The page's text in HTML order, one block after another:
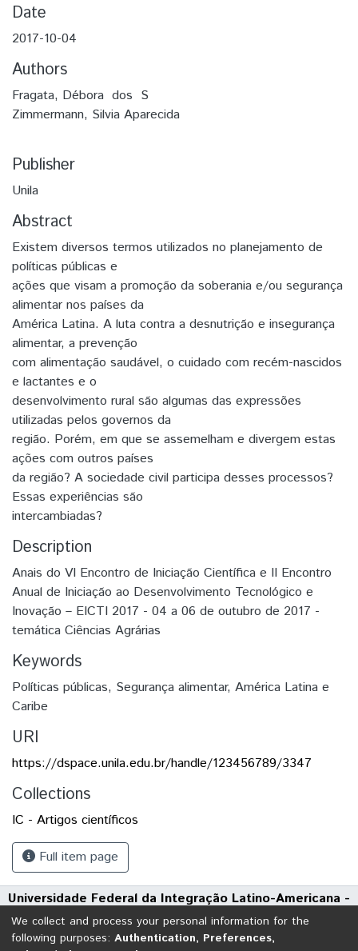
Date
2017-10-04
Authors
Fragata, Débora​ ​ dos​ ​ S
Zimmermann, Silvia Aparecida
Publisher
Unila
Abstract
Existem diversos termos utilizados no planejamento de
políticas públicas e
ações que visam a promoção da soberania e/ou segurança
alimentar nos países da
América Latina. A luta contra a desnutrição e insegurança
alimentar, a prevenção
com alimentação saudável, o cuidado com recém-nascidos
e lactantes e o
desenvolvimento rural são algumas das expressões
utilizadas pelos governos da
região. Porém, em que se assemelham e divergem estas
ações com outros países
da região? A sociedade civil participa desses processos?
Essas experiências são
intercambiadas?
Description
Anais do VI Encontro de Iniciação Científica e II Encontro
Anual de Iniciação ao Desenvolvimento Tecnológico e
Inovação – EICTI 2017 - 04 a 06 de outubro de 2017 -
temática Ciências Agrárias
Keywords
Políticas públicas, Segurança alimentar, América Latina e
Caribe
URI
https://dspace.unila.edu.br/handle/123456789/3347
Collections
IC - Artigos científicos
Full item page
Universidade Federal da Integração Latino-Americana -
UNILA
Avenida Tarquínio Joslin dos Santos, 1000 - Polo Universitário
We collect and process your personal information for the
following purposes: Authentication, Preferences,